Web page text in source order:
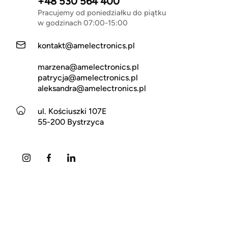
Pracujemy od poniedziałku do piątku
w godzinach 07:00-15:00
kontakt@amelectronics.pl
marzena@amelectronics.pl
patrycja@amelectronics.pl
aleksandra@amelectronics.pl
ul. Kościuszki 107E
55-200 Bystrzyca